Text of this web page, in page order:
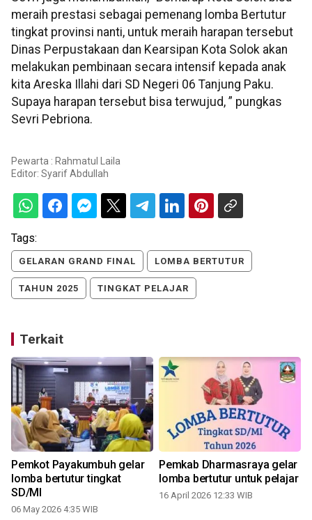
meraih prestasi sebagai pemenang lomba Bertutur
tingkat provinsi nanti, untuk meraih harapan tersebut
Dinas Perpustakaan dan Kearsipan Kota Solok akan
melakukan pembinaan secara intensif kepada anak
kita Areska Illahi dari SD Negeri 06 Tanjung Paku.
Supaya harapan tersebut bisa terwujud, ” pungkas
Sevri Pebriona.
Pewarta : Rahmatul Laila
Editor: Syarif Abdullah
Tags:
GELARAN GRAND FINAL LOMBA BERTUTUR
TAHUN 2025 TINGKAT PELAJAR
Terkait
Pemkot Payakumbuh gelar
lomba bertutur tingkat
SD/MI
06 May 2026 4:35 WIB
Pemkab Dharmasraya gelar
lomba bertutur untuk pelajar
16 April 2026 12:33 WIB